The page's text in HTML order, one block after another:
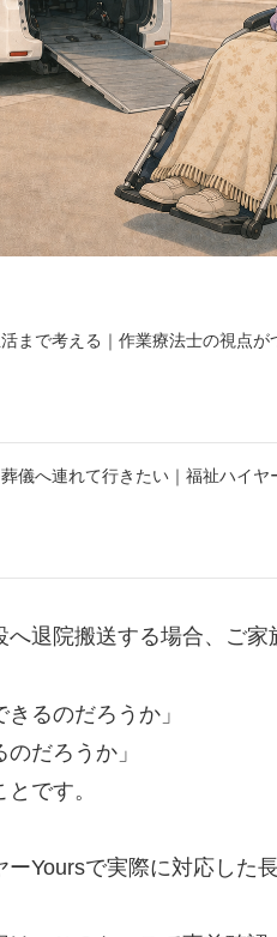
まで考える｜作業療法士の視点
儀へ連れて行きたい｜福祉ハイ
退院搬送する場合、ご家
るのだろうか」
だろうか」
です。
Yoursで実際に対応した